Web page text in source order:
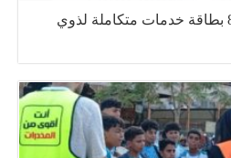
تضامن الشرقية تسلم 861 بطاقة خدمات متكاملة لذوي